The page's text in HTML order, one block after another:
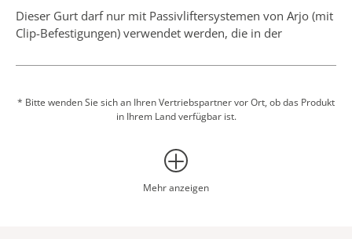
Dieser Gurt darf nur mit Passivliftersystemen von Arjo (mit
Clip-Befestigungen) verwendet werden, die in der
aufgeführt sind.
* Bitte wenden Sie sich an Ihren Vertriebspartner vor Ort, ob das Produkt
in Ihrem Land verfügbar ist.
Mehr anzeigen